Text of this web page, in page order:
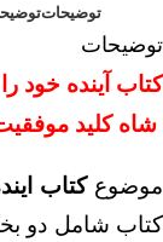
توضیحات
توضیحات
کتاب آینده خود
شاه کلید موفقیت
موضوع کتاب
کتاب شامل دو